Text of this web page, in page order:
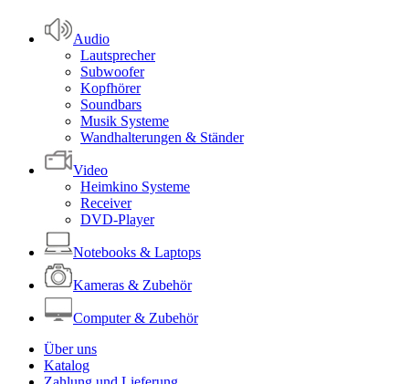
Audio
Lautsprecher
Subwoofer
Kopfhörer
Soundbars
Musik Systeme
Wandhalterungen & Ständer
Video
Heimkino Systeme
Receiver
DVD-Player
Notebooks & Laptops
Kameras & Zubehör
Computer & Zubehör
Über uns
Katalog